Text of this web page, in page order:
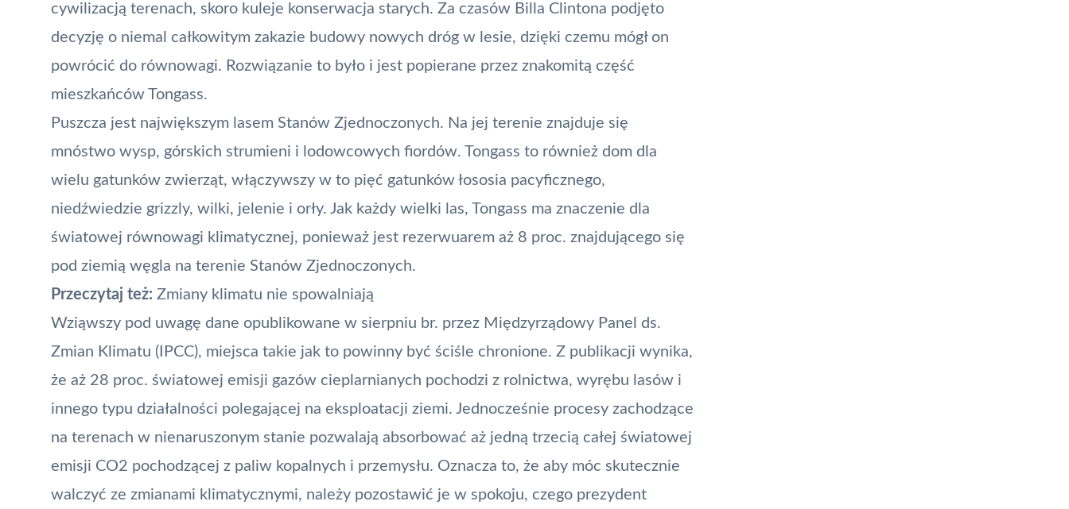
cywilizacją terenach, skoro kuleje konserwacja starych. Za czasów Billa Clintona podjęto
decyzję o niemal całkowitym zakazie budowy nowych dróg w lesie, dzięki czemu mógł on
powrócić do równowagi. Rozwiązanie to było i jest popierane przez znakomitą część
mieszkańców Tongass.
Puszcza jest największym lasem Stanów Zjednoczonych. Na jej terenie znajduje się
mnóstwo wysp, górskich strumieni i lodowcowych fiordów. Tongass to również dom dla
wielu gatunków zwierząt, włączywszy w to pięć gatunków łososia pacyficznego,
niedźwiedzie grizzly, wilki, jelenie i orły. Jak każdy wielki las, Tongass ma znaczenie dla
światowej równowagi klimatycznej, ponieważ jest rezerwuarem aż 8 proc. znajdującego się
pod ziemią węgla na terenie Stanów Zjednoczonych.
Przeczytaj też: Zmiany klimatu nie spowalniają
Wziąwszy pod uwagę dane opublikowane w sierpniu br. przez Międzyrządowy Panel ds.
Zmian Klimatu (IPCC), miejsca takie jak to powinny być ściśle chronione. Z publikacji wynika,
że aż 28 proc. światowej emisji gazów cieplarnianych pochodzi z rolnictwa, wyrębu lasów i
innego typu działalności polegającej na eksploatacji ziemi. Jednocześnie procesy zachodzące
na terenach w nienaruszonym stanie pozwalają absorbować aż jedną trzecią całej światowej
emisji CO2 pochodzącej z paliw kopalnych i przemysłu. Oznacza to, że aby móc skutecznie
walczyć ze zmianami klimatycznymi, należy pozostawić je w spokoju, czego prezydent